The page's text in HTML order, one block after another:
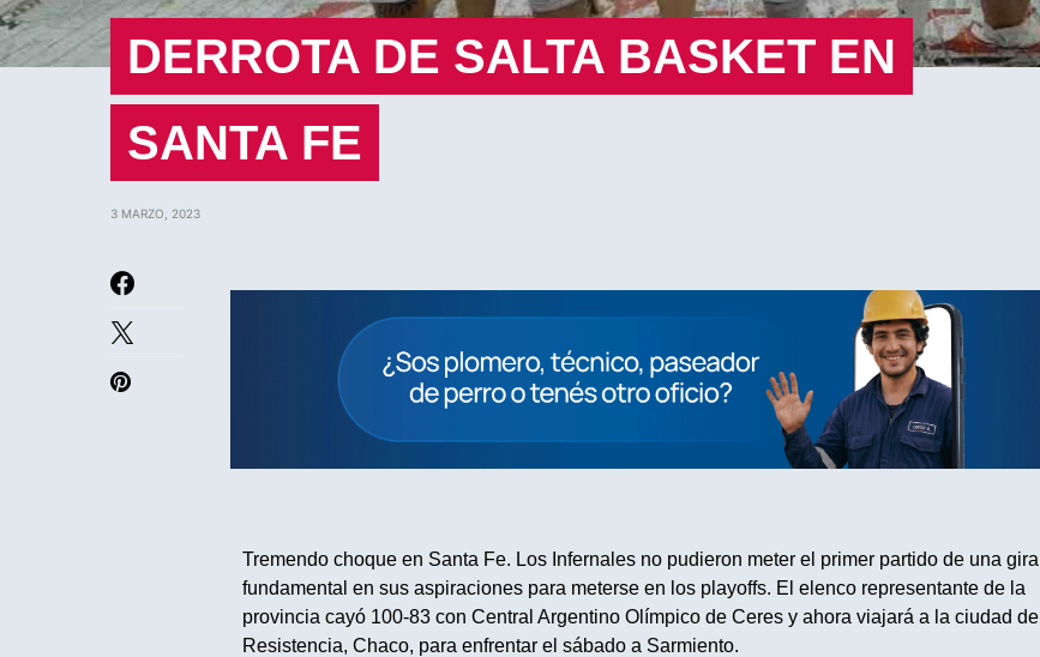
DERROTA DE SALTA BASKET EN
SANTA FE
3 MARZO, 2023
Tremendo choque en Santa Fe. Los Infernales no pudieron meter el primer partido de una gira
fundamental en sus aspiraciones para meterse en los playoffs. El elenco representante de la
provincia cayó 100-83 con Central Argentino Olímpico de Ceres y ahora viajará a la ciudad de
Resistencia, Chaco, para enfrentar el sábado a Sarmiento.